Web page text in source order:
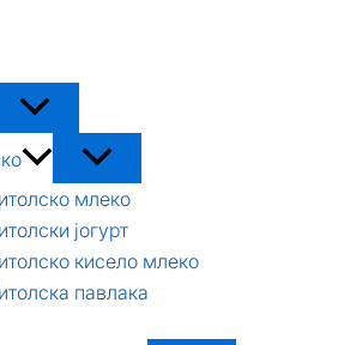
млеко
јогурт
кисело млеко
павлака